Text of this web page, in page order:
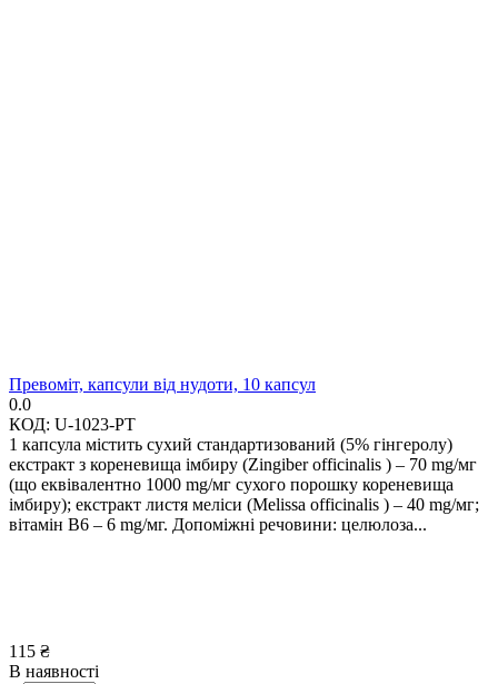
Превоміт, капсули від нудоти, 10 капсул
0.0
КОД: U-1023-PT
1 капсула містить сухий стандартизований (5% гінгеролу)
екстракт з кореневища імбиру (Zingiber officinalis ) – 70 mg/мг
(що еквівалентно 1000 mg/мг сухого порошку кореневища
імбиру); екстракт листя меліси (Melissa officinalis ) – 40 mg/мг;
вітамін В6 – 6 mg/мг. Допоміжні речовини: целюлоза...
115 ₴
В наявності